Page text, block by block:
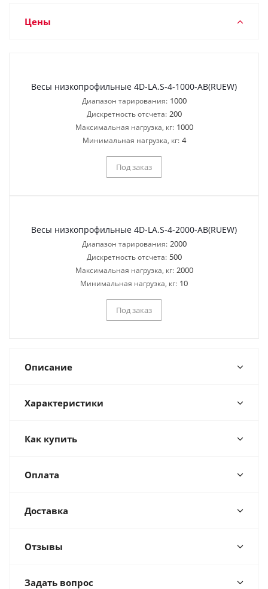
Цены
Весы низкопрофильные 4D-LA.S-4-1000-AB(RUEW)
Диапазон тарирования: 1000
Дискретность отсчета: 200
Максимальная нагрузка, кг: 1000
Минимальная нагрузка, кг: 4
Под заказ
Весы низкопрофильные 4D-LA.S-4-2000-AB(RUEW)
Диапазон тарирования: 2000
Дискретность отсчета: 500
Максимальная нагрузка, кг: 2000
Минимальная нагрузка, кг: 10
Под заказ
Описание
Характеристики
Как купить
Оплата
Доставка
Отзывы
Задать вопрос